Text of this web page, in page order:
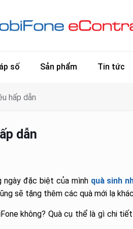
số Sản phẩm Tin tức
hấp dẫn
dẫn
ngày đặc biệt của mình quà sinh
sẽ tặng thêm các quà mới lạ
không? Quà cụ thể là gì chi